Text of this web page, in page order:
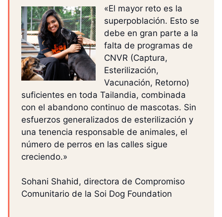
«El mayor reto es la
superpoblación. Esto se
debe en gran parte a la
falta de programas de
CNVR (Captura,
Esterilización,
Vacunación, Retorno)
suficientes en toda Tailandia, combinada
con el abandono continuo de mascotas. Sin
esfuerzos generalizados de esterilización y
una tenencia responsable de animales, el
número de perros en las calles sigue
creciendo.»
Sohani Shahid, directora de Compromiso
Comunitario de la Soi Dog Foundation